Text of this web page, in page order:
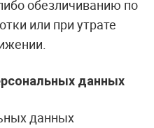
обезличиванию по
или при утрате
данных
данных